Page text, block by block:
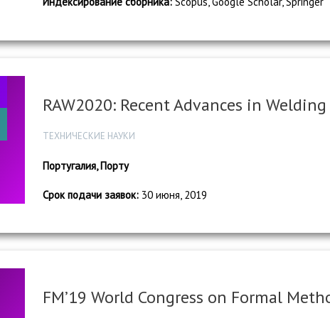
RAW2020: Recent Advances in Welding
ТЕХНИЧЕСКИЕ НАУКИ
Португалия, Порту
Срок подачи заявок: 30 июня, 2019
FM’19 World Congress on Formal